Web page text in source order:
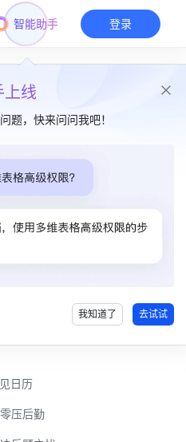
智能助手
上线
题，快来问问我吧！
我知道了 去试试
登录
加员工​
日历​
压后勤​